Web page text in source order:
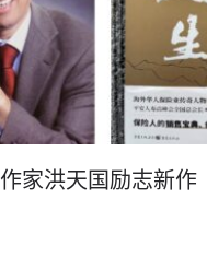
家洪天国励志新作